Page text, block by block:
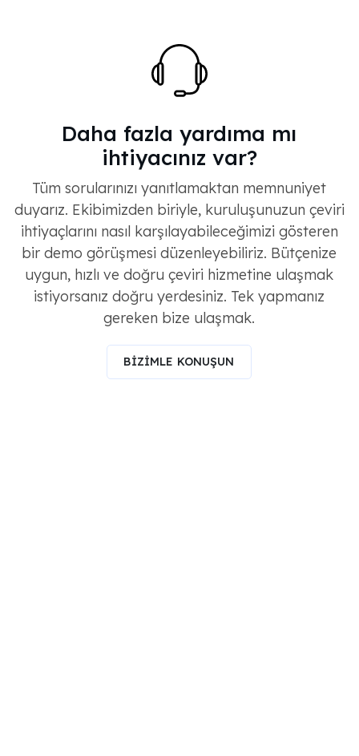
Daha fazla yardıma mı
ihtiyacınız var?
Tüm sorularınızı yanıtlamaktan memnuniyet
duyarız. Ekibimizden biriyle, kuruluşunuzun çeviri
ihtiyaçlarını nasıl karşılayabileceğimizi gösteren
bir demo görüşmesi düzenleyebiliriz. Bütçenize
uygun, hızlı ve doğru çeviri hizmetine ulaşmak
istiyorsanız doğru yerdesiniz. Tek yapmanız
gereken bize ulaşmak.
BİZİMLE KONUŞUN